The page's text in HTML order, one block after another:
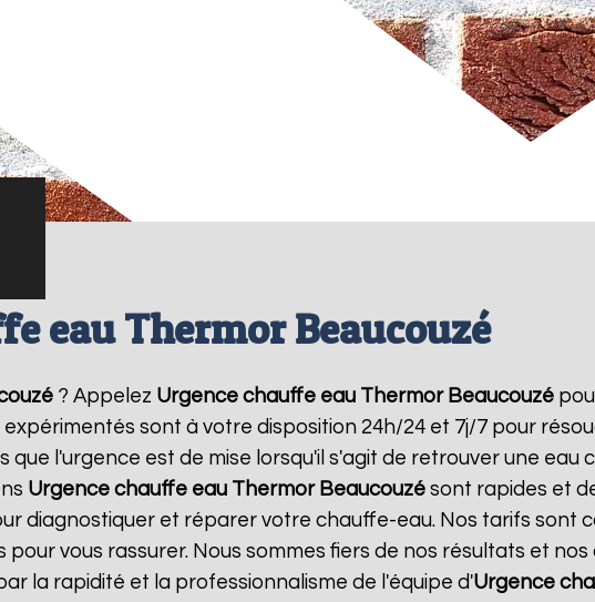
eau Thermor Beaucouzé
? Appelez Urgence chauffe eau Thermor Beaucouzé
sont à votre disposition 24h/24 et 7j/7 pour
l'urgence est de mise lorsqu'il s'agit de retrouver une eau
Urgence chauffe eau Thermor Beaucouzésont rapides et
diagnostiquer et réparer votre chauffe-eau. Nos tarifs sont
vous rassurer. Nous sommes fiers de nos résultats et nos
la rapidité et la professionnalisme de l'équipe d'Urgence